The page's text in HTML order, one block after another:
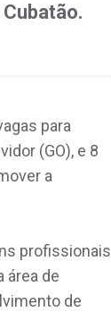
para
(GO), e 8
a
profissionais
área de
de